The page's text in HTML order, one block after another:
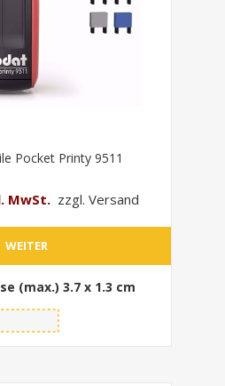
Pocket Printy 9511
MwSt. zzgl. Versand
WEITER
(max.) 3.7 x 1.3 cm